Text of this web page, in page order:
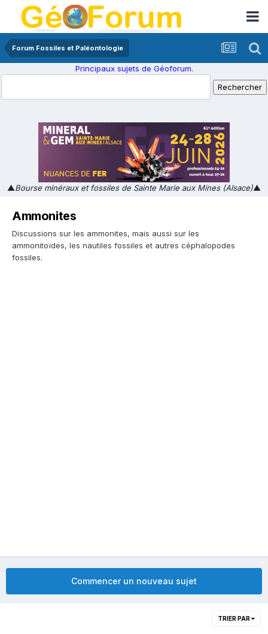
Forum Fossiles et Paléontologie
Principaux sujets de Géoforum.
▲Bourse minéraux et fossiles de Sainte Marie aux Mines (Alsace)▲
Ammonites
Discussions sur les ammonites, mais aussi sur les
ammonitoïdes, les nautiles fossiles et autres céphalopodes
fossiles.
Commencer un nouveau sujet
TRIER PAR